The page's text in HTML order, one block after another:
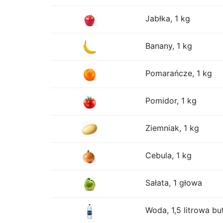
Jabłka, 1 kg
Banany, 1 kg
Pomarańcze, 1 kg
Pomidor, 1 kg
Ziemniak, 1 kg
Cebula, 1 kg
Sałata, 1 głowa
Woda, 1,5 litrowa